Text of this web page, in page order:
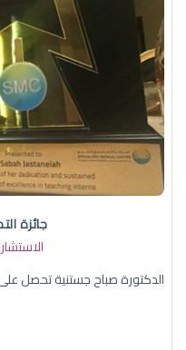
جائزة
الدكتورة صباح جستنية تحصل على